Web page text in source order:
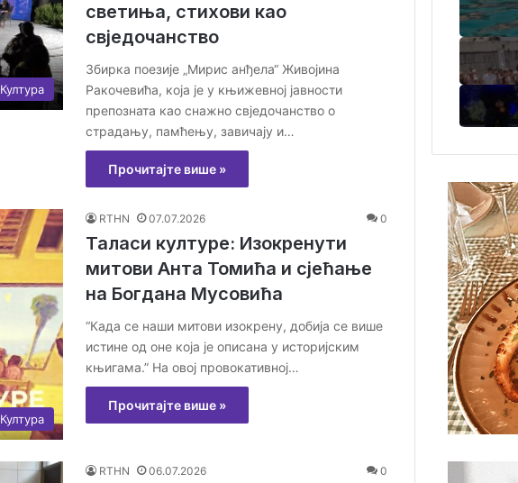
Култура
светиња, стихови као
свједочанство
Збирка поезије „Мирис анђела“ Живојина
Ракочевића, која је у књижевној јавности
препозната као снажно свједочанство о
страдању, памћењу, завичају и…
Прочитајте више »
Култура
RTHN 07.07.2026 0
Таласи културе: Изокренути
митови Анта Томића и сјећање
на Богдана Мусовића
“Када се наши митови изокрену, добија се више
истине од оне која је описана у историјским
књигама.” На овој провокативној…
Прочитајте више »
RTHN 06.07.2026 0